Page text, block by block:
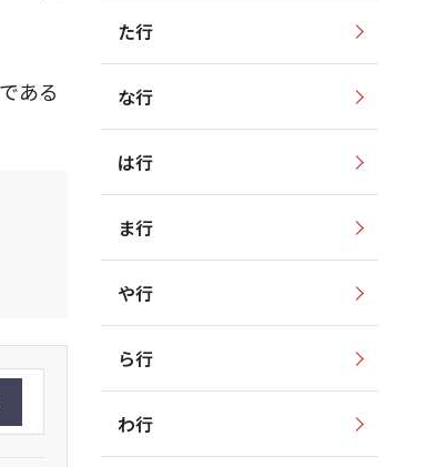
ある
た行
な行
は行
ま行
や行
ら行
わ行